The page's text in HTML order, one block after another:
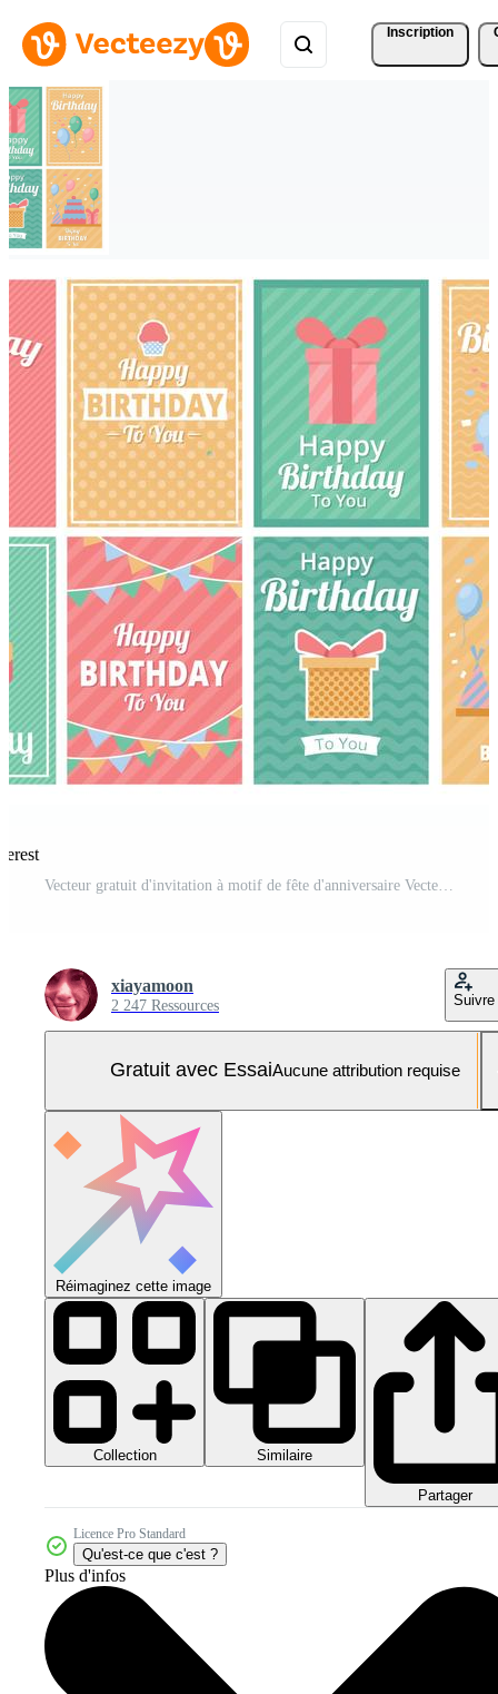
Inscription
xiayamoon
2 247 Ressources Suivre
Gratuit avec EssaiAucune attribution requise
Réimaginez cette image
Collection Similaire
Partager
Licence Pro Standard
Qu'est-ce que c'est ?
Plus d'infos